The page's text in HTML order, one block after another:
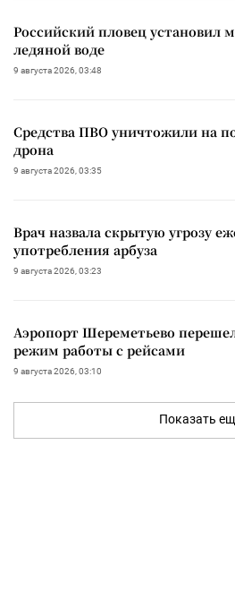
Российский пловец установил
ледяной воде
9 августа 2026, 03:48
Средства ПВО уничтожили на
дрона
9 августа 2026, 03:35
Врач назвала скрытую угрозу
употребления арбуза
9 августа 2026, 03:23
Аэропорт Шереметьево
режим работы с рейсами
9 августа 2026, 03:10
Показать